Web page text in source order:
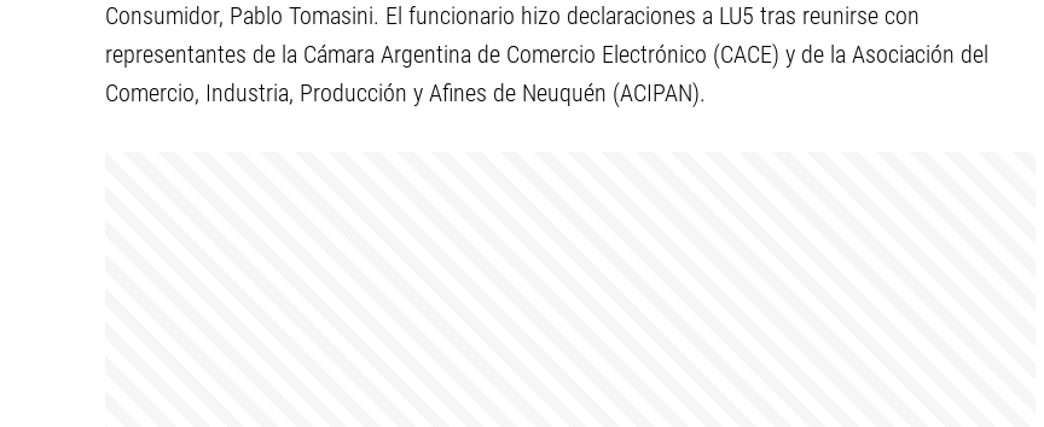
Consumidor, Pablo Tomasini. El funcionario hizo declaraciones a LU5 tras reunirse con
representantes de la Cámara Argentina de Comercio Electrónico (CACE) y de la Asociación del
Comercio, Industria, Producción y Afines de Neuquén (ACIPAN).